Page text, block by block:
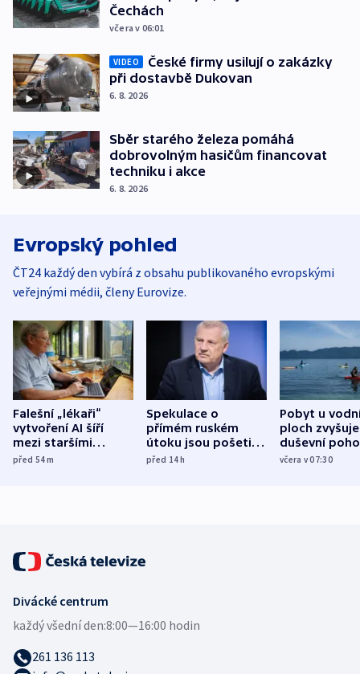
Čechách
včera v 06:01
VIDEO
České firmy usilují o zakázky
při dostavbě Dukovan
6. 8. 2026
Sběr starého železa pomáhá
dobrovolným hasičům financovat
techniku i akce
6. 8. 2026
Evropský pohled
ČT24 každý den vybírá z obsahu publikovaného evropskými
veřejnými médii, členy Eurovize.
Falešní „lékaři“
vytvoření AI šíří
mezi staršími
Poláky nebezpečné
před 54m
Spekulace o
přímém ruském
útoku jsou pošetilé,
míní estonský
před 14h
Pobyt u
ploch zvyšuje
duševní
ukázala
včera v 07:30
Divácké centrum
každý všední den:8:00—16:00 hodin
261 136 113